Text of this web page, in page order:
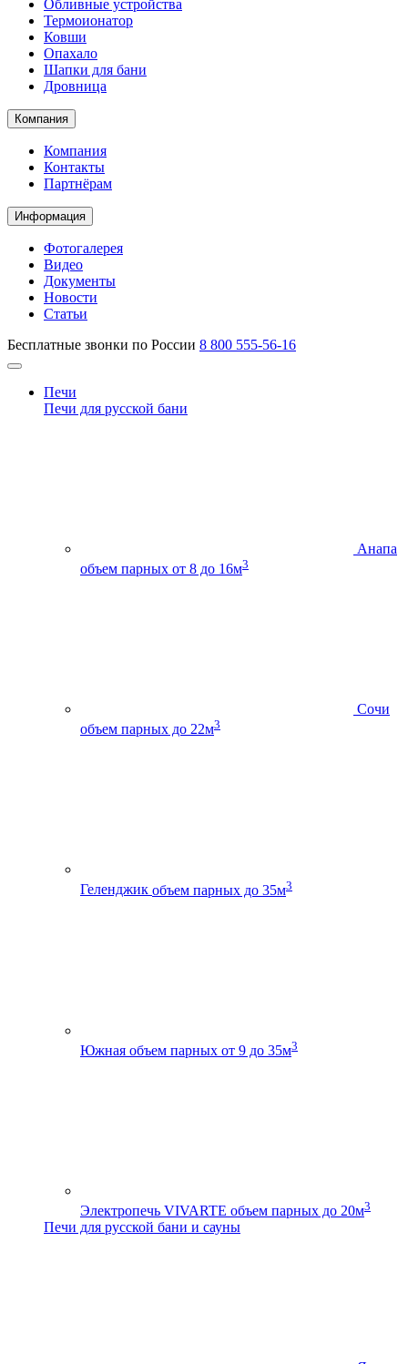
Обливные устройства
Термоионатор
Ковши
Опахало
Шапки для бани
Дровница
Компания
Компания
Контакты
Партнёрам
Информация
Фотогалерея
Видео
Документы
Новости
Статьи
Бесплатные звонки по России 8 800 555-56-16
Печи
Печи для русской бани
Анапа
объем парных от 8 до 16м3
Сочи
объем парных до 22м3
Геленджик объем парных до 35м3
Южная объем парных от 9 до 35м3
Электропечь VIVARTE объем парных до 20м3
Печи для русской бани и сауны